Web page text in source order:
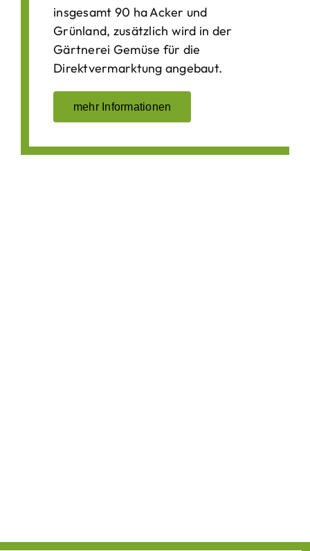
insgesamt 90 ha Acker und
Grünland, zusätzlich wird in der
Gärtnerei Gemüse für die
Direktvermarktung angebaut.
mehr Informationen